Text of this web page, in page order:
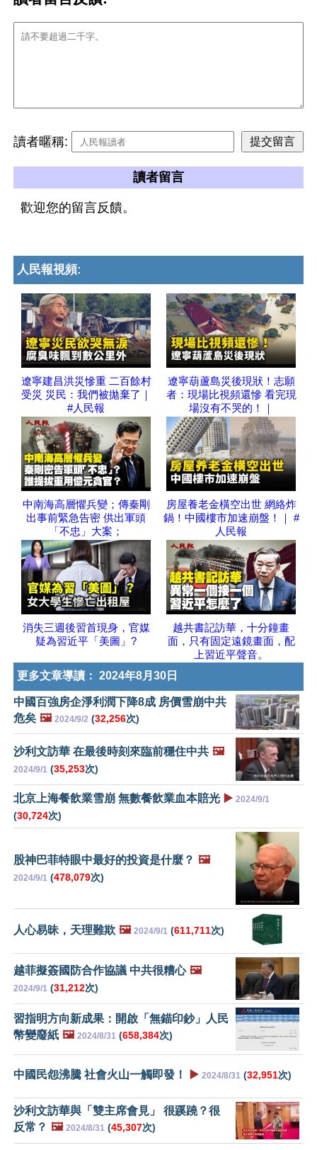
讀者暱稱:
讀者留言
歡迎您的留言反饋。
人民報視頻:
遼寧建昌洪災慘重 二百餘村
受災 災民：我們被拋棄了｜
#人民報
遼寧葫蘆島災後現狀！志願
者：現場比視頻還慘 看完現
場沒有不哭的！｜
中南海高層懼兵變；傳秦剛
出事前緊急告密 供出軍頭
「不忠」大案；
房屋養老金橫空出世 網絡炸
鍋！中國樓市加速崩盤！｜ #
人民報
消失三週後習首現身，官媒
疑為習近平「美圖」?
越共書記訪華，十分鐘畫
面，只有固定遠鏡畫面，配
上習近平聲音。
更多文章導讀： 2024年8月30日
中國百強房企淨利潤下降8成 房價雪崩中共
危矣 🖼️ 2024/9/2 (32,256次)
沙利文訪華 在最後時刻來臨前穩住中共 🖼️
2024/9/1 (35,253次)
北京上海餐飲業雪崩 無數餐飲業血本賠光 ▶️ 2024/9/1
(30,724次)
股神巴菲特眼中最好的投資是什麼？ 🖼️
2024/9/1 (478,079次)
人心易昧，天理難欺 🖼️ 2024/9/1 (611,711次)
越菲擬簽國防合作協議 中共很糟心 🖼️
2024/9/1 (31,212次)
習指明方向新成果：開啟「無錨印鈔」人民
幣變廢紙 🖼️ 2024/8/31 (658,384次)
中國民怨沸騰 社會火山一觸即發！ ▶️ 2024/8/31 (32,951次)
沙利文訪華與「雙主席會見」 很蹊蹺？很
反常？ 🖼️ 2024/8/31 (45,307次)